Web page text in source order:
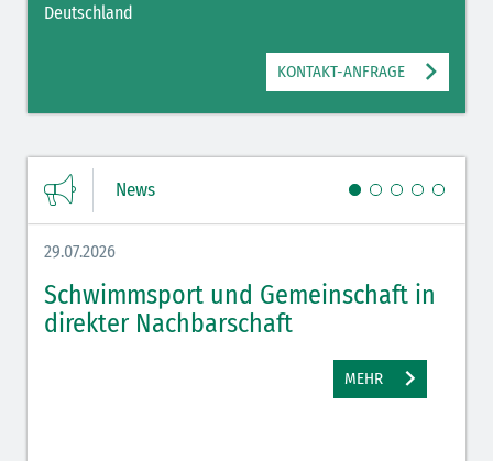
Mit Ihrer PLZ erreicht Ihre Nachricht direkt den für Sie zuständigen
Ich habe die
elektronisch erhoben und gespeichert werden.
*Pflichtfelder
SENDEN
Deutschland
KONTAKT-ANFRAGE
News
29.07.2026
Schwimmsport und Gemeinschaft in
direkter Nachbarschaft
MEHR